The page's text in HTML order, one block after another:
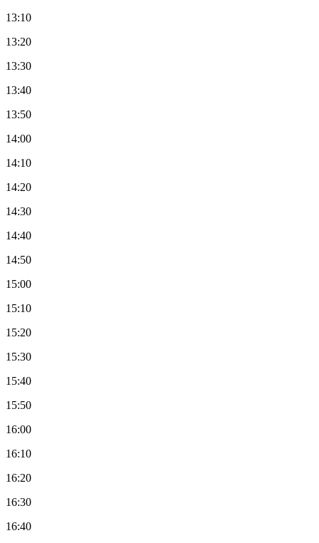
13:10
13:20
13:30
13:40
13:50
14:00
14:10
14:20
14:30
14:40
14:50
15:00
15:10
15:20
15:30
15:40
15:50
16:00
16:10
16:20
16:30
16:40